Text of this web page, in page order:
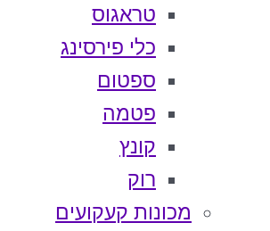
טראגוס
כלי פירסינג
ספטום
פטמה
קונץ
רוק
מכונות קעקועים